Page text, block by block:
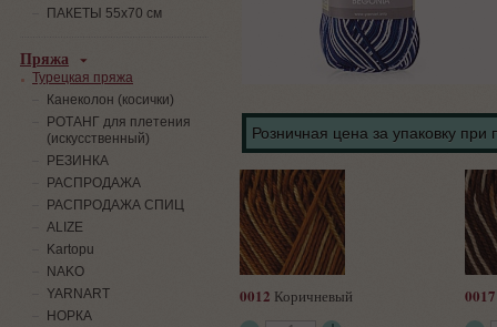
Розничная цена за упаковку при
0012 Коричневый 0017
ПАКЕТЫ 55х70 см
Пряжа
Турецкая пряжа
Канеколон (косички)
РОТАНГ для плетения
(искусственный)
PЕЗИНКА
РАСПРОДАЖА
РАСПРОДАЖА СПИЦ
ALIZE
Kartopu
NAKO
YARNART
НОРКА